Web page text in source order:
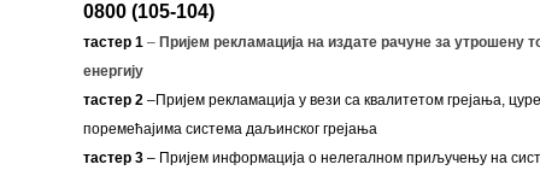
0800 (105-104)
тастер 1–Пријем рекламација на издате рачуне за утрошену
енергију
тастер 2–Пријем рекламација у вези са квалитетом грејања,
поремећајима система даљинског грејања
тастер 3– Пријем информација о нелегалном приључењу на